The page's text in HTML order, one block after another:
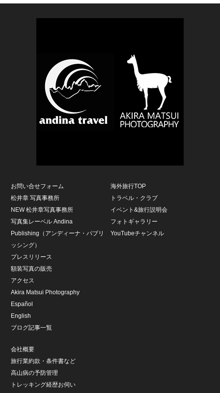
お問い合せフォーム
松井章 写真事務所
NEW 松井章写真事務所
写真集レーベル Andina
Publishing（アンディーナ・パブリ
ッシング）
プレスリリース
額装写真の販売
アクセス
Akira Matsui Photography
Español
English
ブログ記事一覧
海外旅行TOP
トラベル・クラブ
イベント&旅行説明会
フォトギャラリー
YouTubeチャンネル
会社概要
旅行業約款・条件書など
高山病の予防管理
トレッキング経歴お伺い